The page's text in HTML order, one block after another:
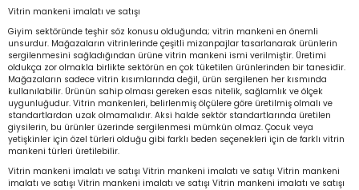
Terzi Mankenleri
terzi mankenleri
Tel Kafalı Mankenler
Terzi Mankeni
Mankeni
Üniteleri
Kancalar
Mankeni Kiralama
Vitrin Aksesuarları
Orta Standlar
Vitrin mankeni imalatı ve satışı
Giyim sektöründe teşhir söz konusu olduğunda; vitrin mankeni en önemli
unsurdur. Mağazaların vitrinlerinde çeşitli mizanpajlar tasarlanarak ürünlerin
sergilenmesini sağladığından ürüne vitrin mankeni ismi verilmiştir. Üretimi
oldukça zor olmakla birlikte sektörün en çok tüketilen ürünlerinden bir tanesidir.
Mağazaların sadece vitrin kısımlarında değil, ürün sergilenen her kısmında
kullanılabilir. Ürünün sahip olması gereken esas nitelik, sağlamlık ve ölçek
uygunluğudur. Vitrin mankenleri, belirlenmiş ölçülere göre üretilmiş olmalı ve
standartlardan uzak olmamalıdır. Aksi halde sektör standartlarında üretilen
giysilerin, bu ürünler üzerinde sergilenmesi mümkün olmaz. Çocuk veya
yetişkinler için özel türleri olduğu gibi farklı beden seçenekleri için de farklı vitrin
mankeni türleri üretilebilir.
Vitrin mankeni imalatı ve satışı Vitrin mankeni imalatı ve satışı Vitrin mankeni
imalatı ve satışı Vitrin mankeni imalatı ve satışı Vitrin mankeni imalatı ve satışı